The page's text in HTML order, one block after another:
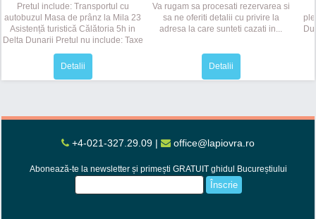
Pretul include: Transportul cu
autobuzul Masa de prânz la Mila 23
Asistență turistică Călătoria 5h in
Delta Dunarii Pretul nu include: Taxe
de intrare Alte cheltuieli...
Detalii
Va rugam sa procesati rezervarea si
sa ne oferiti detalii cu privire la
adresa la care sunteti cazati in...
Detalii
+4-021-327.29.09 | office@lapiovra.ro
Abonează-te la newsletter și primești GRATUIT ghidul Bucureștiului
Înscrie